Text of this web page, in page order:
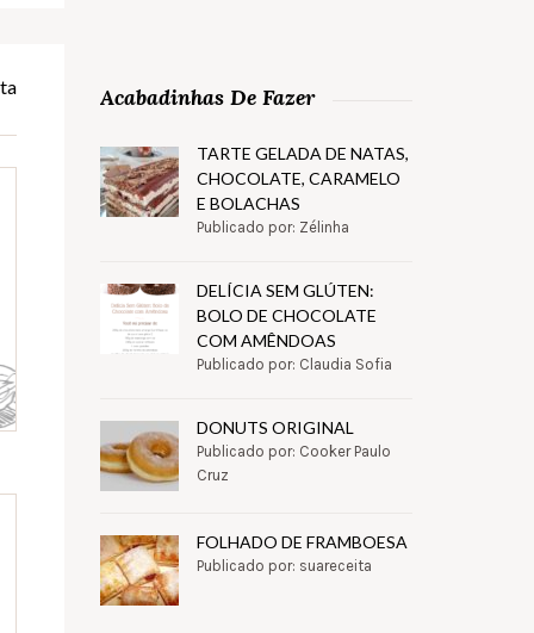
Acabadinhas De Fazer
TARTE GELADA DE NATAS,
CHOCOLATE, CARAMELO
E BOLACHAS
Publicado por: Zélinha
DELÍCIA SEM GLÚTEN:
BOLO DE CHOCOLATE
COM AMÊNDOAS
Publicado por: Claudia Sofia
DONUTS ORIGINAL
Publicado por: Cooker Paulo
Cruz
FOLHADO DE FRAMBOESA
Publicado por: suareceita